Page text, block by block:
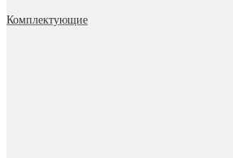
Комплектующие